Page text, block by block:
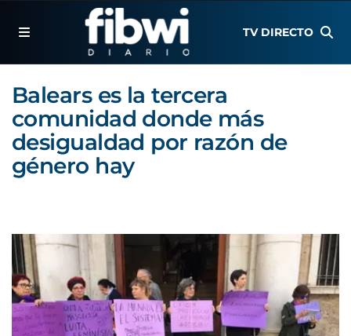
TV DIRECTO
Balears es la tercera
comunidad donde más
desigualdad por razón de
género hay